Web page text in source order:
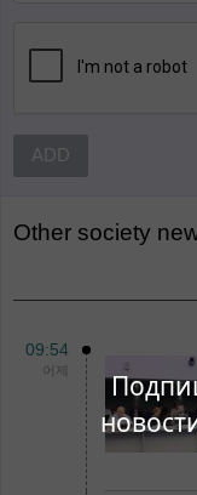
ADD
Other Society
09:54
어제